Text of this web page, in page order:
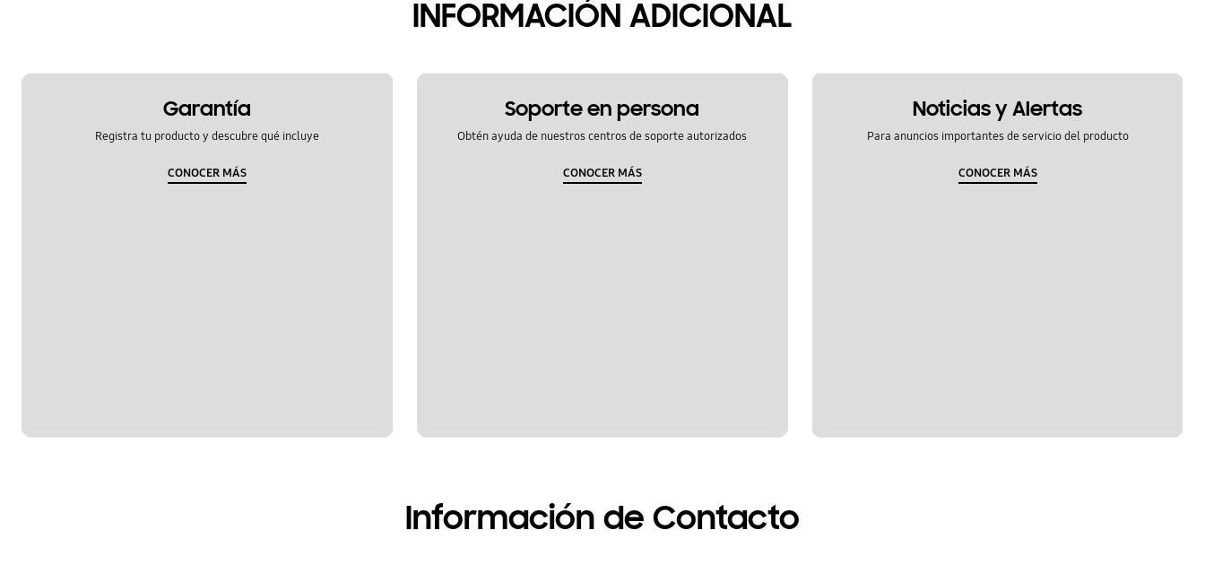
INFORMACIÓN ADICIONAL
Garantía
Registra tu producto y descubre qué incluye
CONOCER MÁS
Soporte en persona
Obtén ayuda de nuestros centros de soporte autorizados
CONOCER MÁS
Noticias y Alertas
Para anuncios importantes de servicio del producto
CONOCER MÁS
Información de Contacto